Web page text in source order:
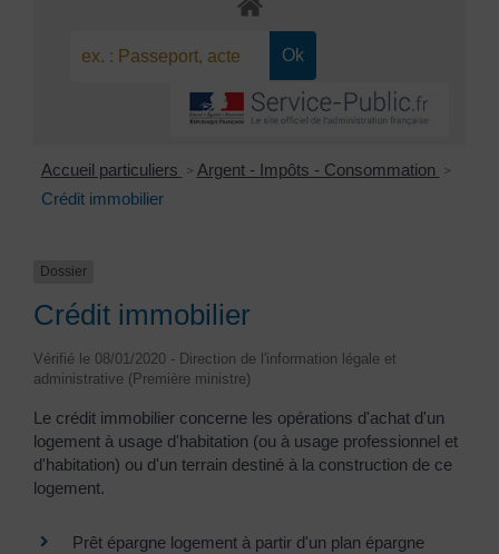
Accueil particuliers > Argent - Impôts - Consommation >
Crédit immobilier
Dossier
Crédit immobilier
Vérifié le 08/01/2020 - Direction de l'information légale et
administrative (Première ministre)
Le crédit immobilier concerne les opérations d'achat d'un
logement à usage d'habitation (ou à usage professionnel et
d'habitation) ou d'un terrain destiné à la construction de ce
logement.
Prêt épargne logement à partir d'un plan épargne